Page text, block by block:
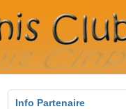
Info Partenaire